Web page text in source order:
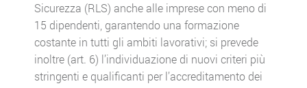
Sicurezza (RLS) anche alle imprese con meno di
15 dipendenti, garantendo una formazione
costante in tutti gli ambiti lavorativi; si prevede
inoltre (art. 6) l’individuazione di nuovi criteri più
stringenti e qualificanti per l’accreditamento dei